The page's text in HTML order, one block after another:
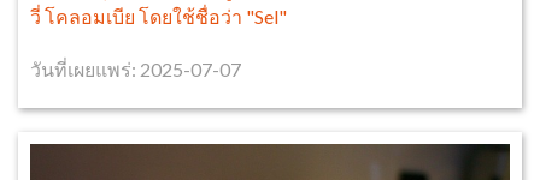
วี่ โคลอมเบีย โดยใช้ชื่อว่า "Sel"
วันที่เผยแพร่: 2025-07-07